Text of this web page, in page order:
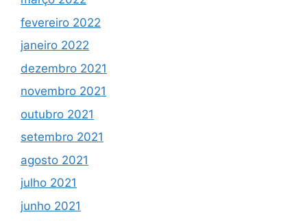
fevereiro 2022
janeiro 2022
dezembro 2021
novembro 2021
outubro 2021
setembro 2021
agosto 2021
julho 2021
junho 2021